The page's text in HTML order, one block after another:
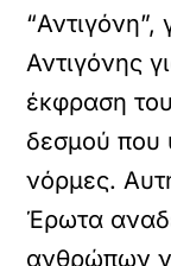
Αντιγόνης
έκφραση
δεσμού που
νόρμες.
Έρωτα
ανθρώπων